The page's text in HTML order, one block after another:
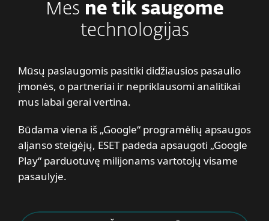
Mes ne tik saugome
technologijas
Mūsų paslaugomis pasitiki didžiausios pasaulio
įmonės, o partneriai ir nepriklausomi analitikai
mus labai gerai vertina.
Būdama viena iš „Google“ programėlių apsaugos
aljanso steigėjų, ESET padeda apsaugoti „Google
Play“ parduotuvę milijonams vartotojų visame
pasaulyje.